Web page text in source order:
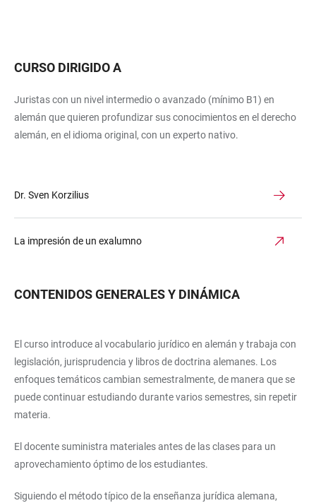
CURSO DIRIGIDO A
Juristas con un nivel intermedio o avanzado (mínimo B1) en
alemán que quieren profundizar sus conocimientos en el derecho
alemán, en el idioma original, con un experto nativo.
Dr. Sven Korzilius
La impresión de un exalumno
CONTENIDOS GENERALES Y DINÁMICA
El curso introduce al vocabulario jurídico en alemán y trabaja con
legislación, jurisprudencia y libros de doctrina alemanes. Los
enfoques temáticos cambian semestralmente, de manera que se
puede continuar estudiando durante varios semestres, sin repetir
materia.
El docente suministra materiales antes de las clases para un
aprovechamiento óptimo de los estudiantes.
Siguiendo el método típico de la enseñanza jurídica alemana,